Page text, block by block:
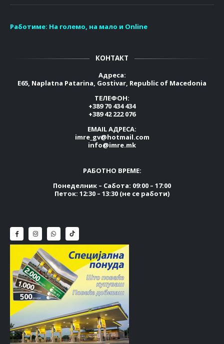
Работиме: На големо, на мало и Online
КОНТАКТ
Адреса:
E65, Naplatna Patarina, Gostivar, Republic of Macedonia
ТЕЛЕФОН:
+389 70 434 434
+389 42 222 076
EMAIL АДРЕСА:
imre_gv@hotmail.com
info@imre.mk
РАБОТНО ВРЕМЕ:
Понеделник – Сабота: 09:00 – 17:00
Петок: 12:30 – 13:30 (не се работи)